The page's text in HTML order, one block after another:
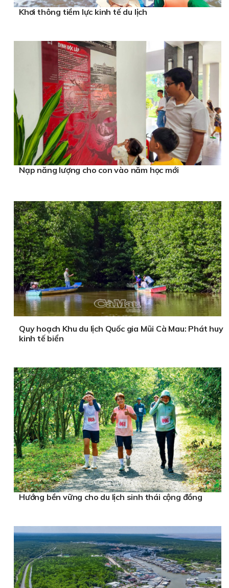
Khơi thông tiềm lực kinh tế du lịch
Nạp năng lượng cho con vào năm học mới
Quy hoạch Khu du lịch Quốc gia Mũi Cà Mau: Phát huy
kinh tế biển
Hướng bền vững cho du lịch sinh thái cộng đồng